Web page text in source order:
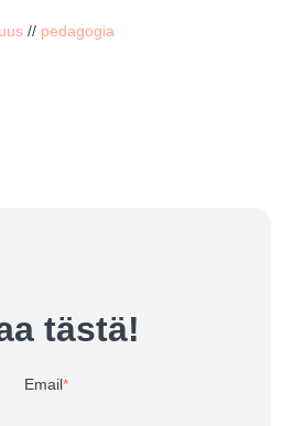
// pedagogia
tästä!
Email*